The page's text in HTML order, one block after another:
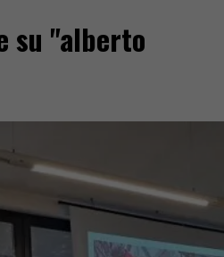
su "alberto